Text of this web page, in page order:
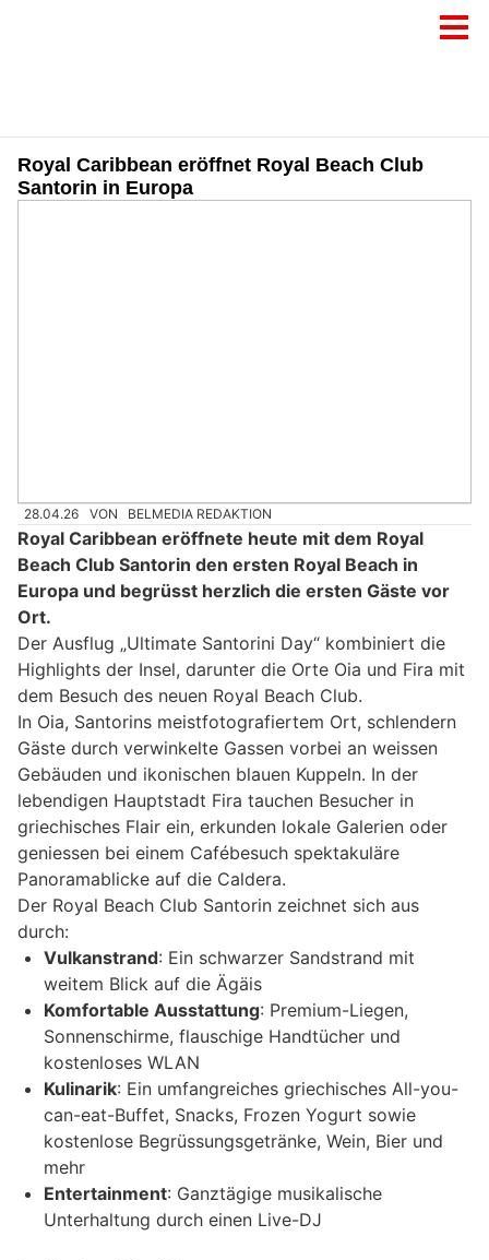
Royal Caribbean eröffnet Royal Beach Club
Santorin in Europa
28.04.26 VON BELMEDIA REDAKTION
Royal Caribbean eröffnete heute mit dem Royal
Beach Club Santorin den ersten Royal Beach in
Europa und begrüsst herzlich die ersten Gäste vor
Ort.
Der Ausflug „Ultimate Santorini Day“ kombiniert die
Highlights der Insel, darunter die Orte Oia und Fira mit
dem Besuch des neuen Royal Beach Club.
In Oia, Santorins meistfotografiertem Ort, schlendern
Gäste durch verwinkelte Gassen vorbei an weissen
Gebäuden und ikonischen blauen Kuppeln. In der
lebendigen Hauptstadt Fira tauchen Besucher in
griechisches Flair ein, erkunden lokale Galerien oder
geniessen bei einem Cafébesuch spektakuläre
Panoramablicke auf die Caldera.
Der Royal Beach Club Santorin zeichnet sich aus
durch:
Vulkanstrand: Ein schwarzer Sandstrand mit
weitem Blick auf die Ägäis
Komfortable Ausstattung: Premium-Liegen,
Sonnenschirme, flauschige Handtücher und
kostenloses WLAN
Kulinarik: Ein umfangreiches griechisches All-you-
can-eat-Buffet, Snacks, Frozen Yogurt sowie
kostenlose Begrüssungsgetränke, Wein, Bier und
mehr
Entertainment: Ganztägige musikalische
Unterhaltung durch einen Live-DJ